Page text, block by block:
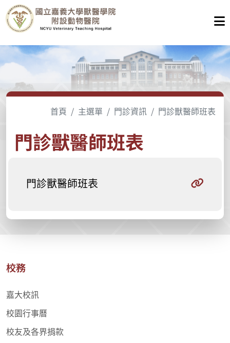
首頁 主選單 門診資訊 門診獸醫師班表
門診獸醫師班表
門診獸醫師班表
校務
嘉大校訊
校園行事曆
校友及各界捐款